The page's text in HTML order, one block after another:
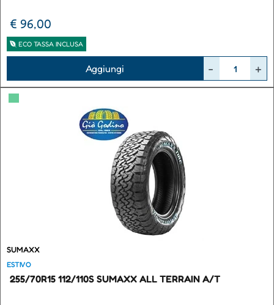
€ 96,00
ECO TASSA INCLUSA
Aggiungi
▀
SUMAXX
ESTIVO
255/70R15 112/110S SUMAXX ALL TERRAIN A/T